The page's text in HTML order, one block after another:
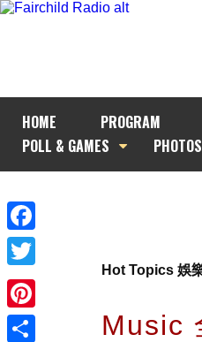
HOME PROGRAM
POLL & GAMES
PHOTOS
Facebook
Twitter
Pinterest
Hot Topics 娛
Music